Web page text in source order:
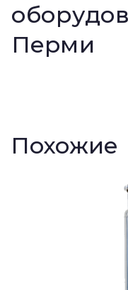
Перми
Похожие